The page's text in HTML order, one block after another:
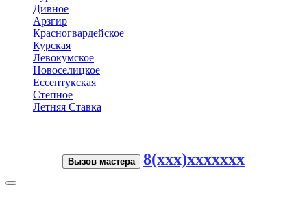
Дивное
Арзгир
Красногвардейское
Курская
Левокумское
Новоселицкое
Ессентукская
Степное
Летняя Ставка
Вызов мастера 8(xxx)xxxxxxx
Toggle